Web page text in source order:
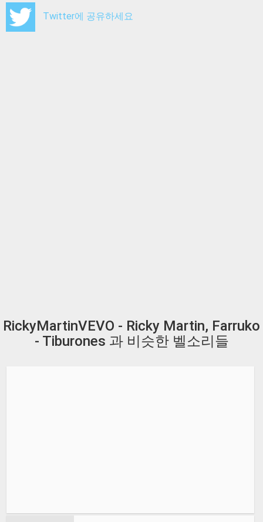
Twitter에 공유하세요
RickyMartinVEVO - Ricky Martin, Farruko
- Tiburones 과 비슷한 벨소리들